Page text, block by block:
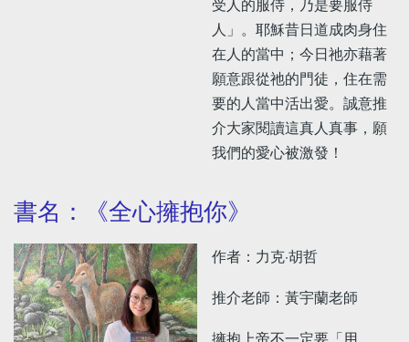
受人的服侍，乃是要服侍
人」。耶穌昔日道成肉身住
在人的當中；今日祂亦藉著
願意跟從祂的門徒，住在需
要的人當中活出愛。誠意推
介大家閱讀這真人真事，願
我們的愛心被激發！
書名：《全心擁抱你》
作者：力克·胡哲
推介老師：黃宇蘭老師
擁抱上帝不一定要「用